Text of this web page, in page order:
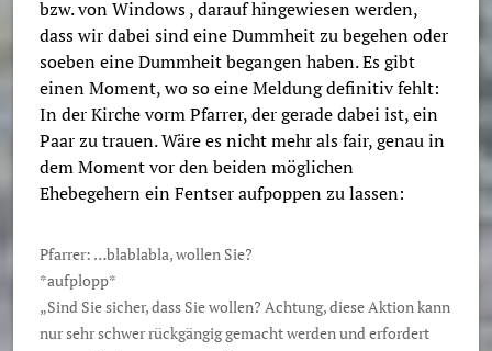
bzw. von Windows , darauf hingewiesen werden,
dass wir dabei sind eine Dummheit zu begehen oder
soeben eine Dummheit begangen haben. Es gibt
einen Moment, wo so eine Meldung definitiv fehlt:
In der Kirche vorm Pfarrer, der gerade dabei ist, ein
Paar zu trauen. Wäre es nicht mehr als fair, genau in
dem Moment vor den beiden möglichen
Ehebegehern ein Fentser aufpoppen zu lassen:
Pfarrer: …blablabla, wollen Sie?
*aufplopp*
„Sind Sie sicher, dass Sie wollen? Achtung, diese Aktion kann
nur sehr schwer rückgängig gemacht werden und erfordert